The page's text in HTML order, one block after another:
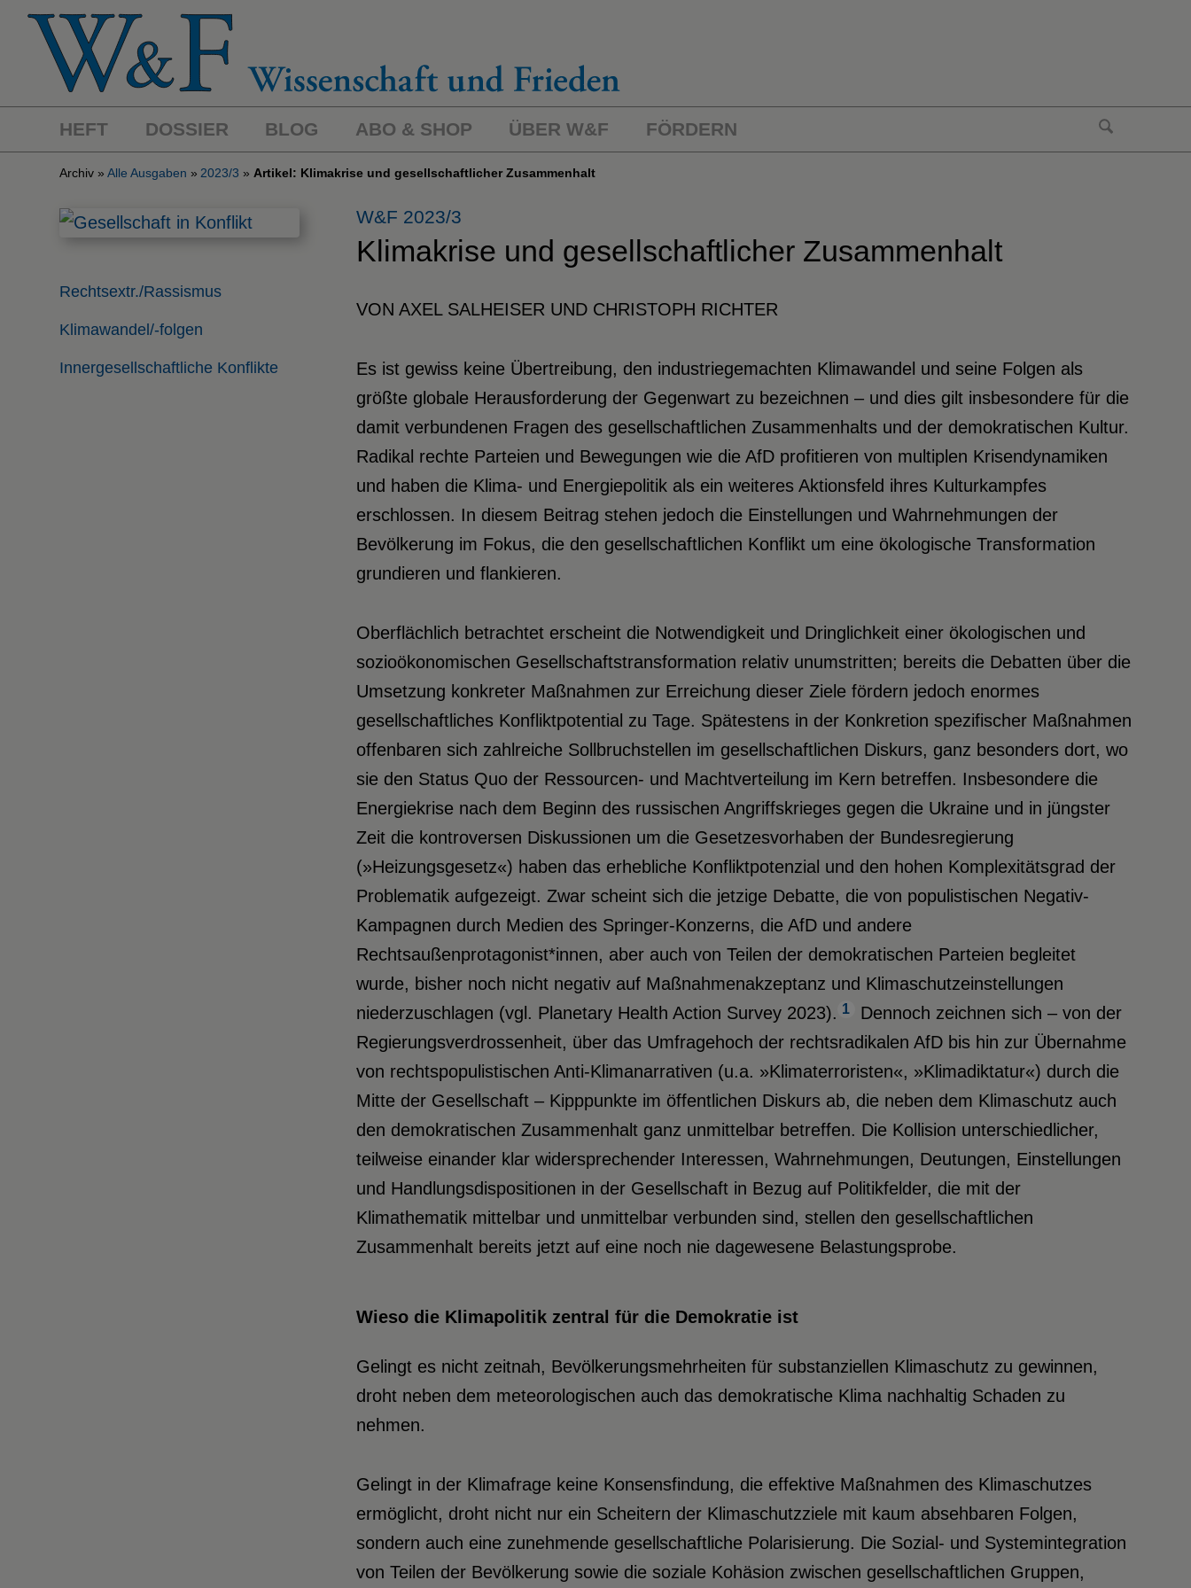
HEFT DOSSIER BLOG ABO & SHOP ÜBER W&F FÖRDERN
Archiv Alle Ausgaben 2023/3 Artikel: Klimakrise und gesellschaftlicher Zusammenhalt
Innergesellschaftliche Konflikte
Klimawandel/-folgen
Rechtsextr./Rassismus
W&F 2023/3
Klimakrise und gesellschaftlicher Zusammenhalt
VON AXEL SALHEISER UND CHRISTOPH RICHTER
Es ist gewiss keine Übertreibung, den industriegemachten Klimawandel und seine Folgen als
größte globale Herausforderung der Gegenwart zu bezeichnen – und dies gilt insbesondere für die
damit verbundenen Fragen des gesellschaftlichen Zusammenhalts und der demokratischen Kultur.
Radikal rechte Parteien und Bewegungen wie die AfD profitieren von multiplen Krisendynamiken
und haben die Klima- und Energiepolitik als ein weiteres Aktionsfeld ihres Kulturkampfes
erschlossen. In diesem Beitrag stehen jedoch die Einstellungen und Wahrnehmungen der
Bevölkerung im Fokus, die den gesellschaftlichen Konflikt um eine ökologische Transformation
grundieren und flankieren.
Oberflächlich betrachtet erscheint die Notwendigkeit und Dringlichkeit einer ökologischen und
sozioökonomischen Gesellschaftstransformation relativ unumstritten; bereits die Debatten über die
Umsetzung konkreter Maßnahmen zur Erreichung dieser Ziele fördern jedoch enormes
gesellschaftliches Konfliktpotential zu Tage. Spätestens in der Konkretion spezifischer Maßnahmen
offenbaren sich zahlreiche Sollbruchstellen im gesellschaftlichen Diskurs, ganz besonders dort, wo
sie den Status Quo der Ressourcen- und Machtverteilung im Kern betreffen. Insbesondere die
Energiekrise nach dem Beginn des russischen Angriffskrieges gegen die Ukraine und in jüngster
Zeit die kontroversen Diskussionen um die Gesetzesvorhaben der Bundesregierung
(»Heizungsgesetz«) haben das erhebliche Konfliktpotenzial und den hohen Komplexitätsgrad der
Problematik aufgezeigt. Zwar scheint sich die jetzige Debatte, die von populistischen Negativ-
Kampagnen durch Medien des Springer-Konzerns, die AfD und andere
Rechtsaußenprotagonist*innen, aber auch von Teilen der demokratischen Parteien begleitet
wurde, bisher noch nicht negativ auf Maßnahmenakzeptanz und Klimaschutzeinstellungen
niederzuschlagen (vgl. Planetary Health Action Survey 2023). 1
Dennoch zeichnen sich – von der
Regierungsverdrossenheit, über das Umfragehoch der rechtsradikalen AfD bis hin zur Übernahme
von rechtspopulistischen Anti-Klimanarrativen (u.a. »Klimaterroristen«, »Klimadiktatur«) durch die
Mitte der Gesellschaft – Kipppunkte im öffentlichen Diskurs ab, die neben dem Klimaschutz auch
den demokratischen Zusammenhalt ganz unmittelbar betreffen. Die Kollision unterschiedlicher,
teilweise einander klar widersprechender Interessen, Wahrnehmungen, Deutungen, Einstellungen
und Handlungsdispositionen in der Gesellschaft in Bezug auf Politikfelder, die mit der
Klimathematik mittelbar und unmittelbar verbunden sind, stellen den gesellschaftlichen
Zusammenhalt bereits jetzt auf eine noch nie dagewesene Belastungsprobe.
Wieso die Klimapolitik zentral für die Demokratie ist
Gelingt es nicht zeitnah, Bevölkerungsmehrheiten für substanziellen Klimaschutz zu gewinnen,
droht neben dem meteorologischen auch das demokratische Klima nachhaltig Schaden zu
nehmen.
Gelingt in der Klimafrage keine Konsensfindung, die effektive Maßnahmen des Klimaschutzes
ermöglicht, droht nicht nur ein Scheitern der Klimaschutzziele mit kaum absehbaren Folgen,
sondern auch eine zunehmende gesellschaftliche Polarisierung. Die Sozial- und Systemintegration
von Teilen der Bevölkerung sowie die soziale Kohäsion zwischen gesellschaftlichen Gruppen,